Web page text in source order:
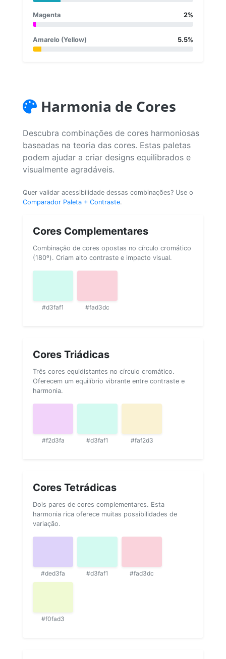
Magenta 2%
Amarelo (Yellow) 5.5%
Harmonia de Cores
Descubra combinações de cores harmoniosas
baseadas na teoria das cores. Estas paletas
podem ajudar a criar designs equilibrados e
visualmente agradáveis.
Quer validar acessibilidade dessas combinações? Use o
Comparador Paleta + Contraste.
Cores Complementares
Combinação de cores opostas no círculo cromático
(180º). Criam alto contraste e impacto visual.
#d3faf1 #fad3dc
Cores Triádicas
Três cores equidistantes no círculo cromático.
Oferecem um equilíbrio vibrante entre contraste e
harmonia.
#f2d3fa #d3faf1 #faf2d3
Cores Tetrádicas
Dois pares de cores complementares. Esta
harmonia rica oferece muitas possibilidades de
variação.
#ded3fa #d3faf1 #fad3dc
#f0fad3